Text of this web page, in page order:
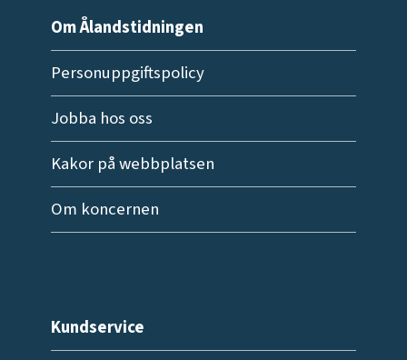
Om Ålandstidningen
Personuppgiftspolicy
Jobba hos oss
Kakor på webbplatsen
Om koncernen
Kundservice